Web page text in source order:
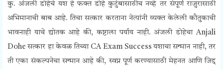
कु. अंजली डोहेचे यश हे फक्त डोहे कुटुंबासाठीच नव्हे तर संपूर्ण राजुरासाठी
अभिमानाची बाब आहे. तिचा सत्कार करताना नेत्यांनी व्यक्त केलेली कौतुकाची
भावनाही याचे द्योतक आहे की, कष्टाला पर्याय नाही.अंजली डोहेचा Anjali
Dohe सत्कार हा केवळ तिच्या CA Exam Success यशाचा सन्मान नाही, तर
ती एका संकल्पनेचा सन्मान आहे की, स्वप्न पूर्ण करण्यासाठी मेहनत आणि जिद्द